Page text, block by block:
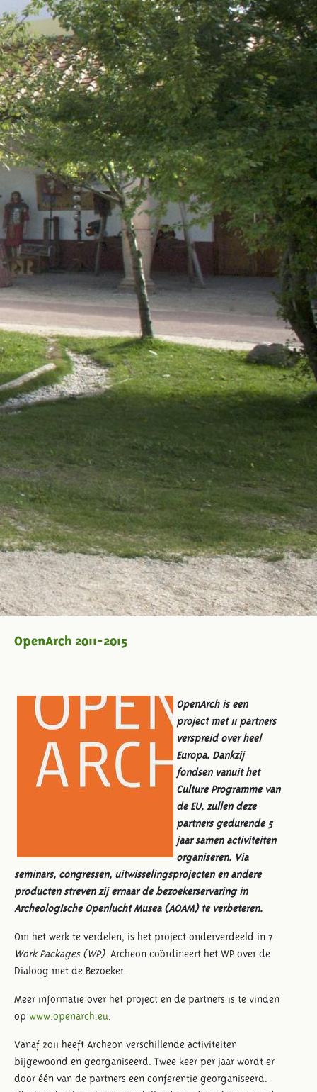
OpenArch 2011-2015
OpenArch is een
project met 11 partners
verspreid over heel
Europa. Dankzij
fondsen vanuit het
Culture Programme van
de EU, zullen deze
partners gedurende 5
jaar samen activiteiten
organiseren. Via
seminars, congressen, uitwisselingsprojecten en andere
producten streven zij ernaar de bezoekerservaring in
Archeologische Openlucht Musea (AOAM) te verbeteren.
Om het werk te verdelen, is het project onderverdeeld in 7
Work Packages (WP). Archeon coördineert het WP over de
Dialoog met de Bezoeker.
Meer informatie over het project en de partners is te vinden
op www.openarch.eu.
Vanaf 2011 heeft Archeon verschillende activiteiten
bijgewoond en georganiseerd. Twee keer per jaar wordt er
door één van de partners een conferentie georganiseerd.